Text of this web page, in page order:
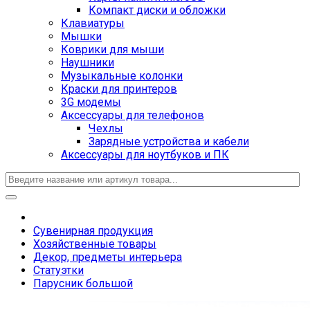
Компакт диски и обложки
Клавиатуры
Мышки
Коврики для мыши
Наушники
Музыкальные колонки
Краски для принтеров
3G модемы
Аксессуары для телефонов
Чехлы
Зарядные устройства и кабели
Аксессуары для ноутбуков и ПК
Сувенирная продукция
Хозяйственные товары
Декор, предметы интерьера
Статуэтки
Парусник большой